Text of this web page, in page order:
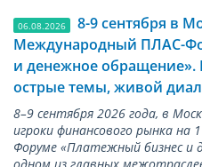
06.08.2026
8-9 сентября в
Международный ПЛАС-
и денежное обращение».
острые темы, живой
8–9 сентября 2026 года, в
игроки финансового рынка
Форуме «Платежный бизнес и